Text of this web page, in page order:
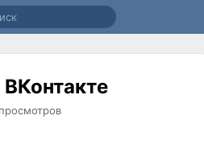
просмотров